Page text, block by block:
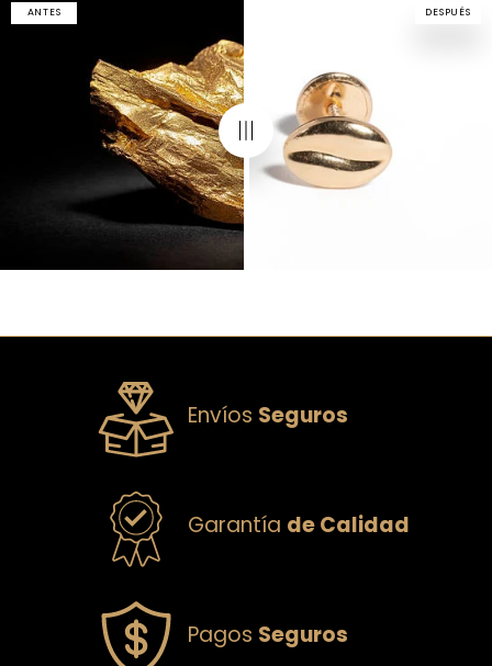
ANTES DESPUÉS
Envíos Seguros
Garantía de Calidad
Pagos Seguros